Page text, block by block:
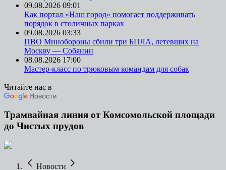
09.08.2026 09:01
Как портал «Наш город» помогает поддерживать
порядок в столичных парках
09.08.2026 03:33
ПВО Минобороны сбили три БПЛА, летевших на
Москву — Собянин
08.08.2026 17:00
Мастер-класс по трюковым командам для собак
Читайте нас в
Трамвайная линия от Комсомольской площади
до Чистых прудов
Новости